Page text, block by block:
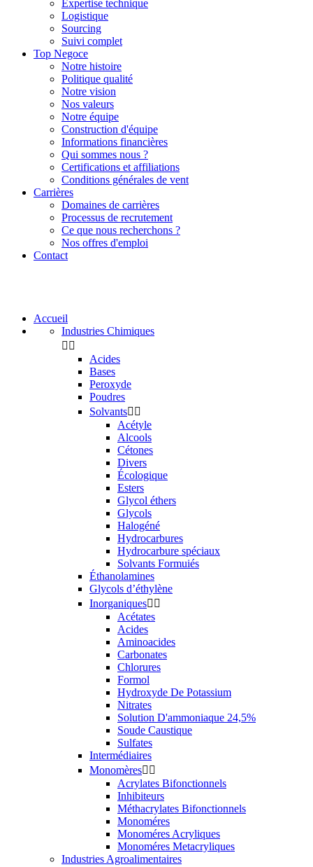
Expertise technique
Logistique
Sourcing
Suivi complet
Top Negoce
Notre histoire
Politique qualité
Notre vision
Nos valeurs
Notre équipe
Construction d'équipe
Informations financières
Qui sommes nous ?
Certifications et affiliations
Conditions générales de vent
Carrières
Domaines de carrières
Processus de recrutement
Ce que nous recherchons ?
Nos offres d'emploi
Contact
Accueil
Industries Chimiques
 
Acides
Bases
Peroxyde
Poudres
Solvants 
Acétyle
Alcools
Cétones
Divers
Écologique
Esters
Glycol éthers
Glycols
Halogéné
Hydrocarbures
Hydrocarbure spéciaux
Solvants Formuiés
Éthanolamines
Glycols d’éthylène
Inorganiques 
Acétates
Acides
Aminoacides
Carbonates
Chlorures
Formol
Hydroxyde De Potassium
Nitrates
Solution D'ammoniaque 24,5%
Soude Caustique
Sulfates
Intermédiaires
Monomères 
Acrylates Bifonctionnels
Inhibiteurs
Méthacrylates Bifonctionnels
Monoméres
Monoméres Acryliques
Monoméres Metacryliques
Industries Agroalimentaires